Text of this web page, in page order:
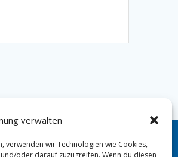
verwalten
verwenden wir Technologien wie Cookies,
oder darauf zuzugreifen. Wenn du diesen